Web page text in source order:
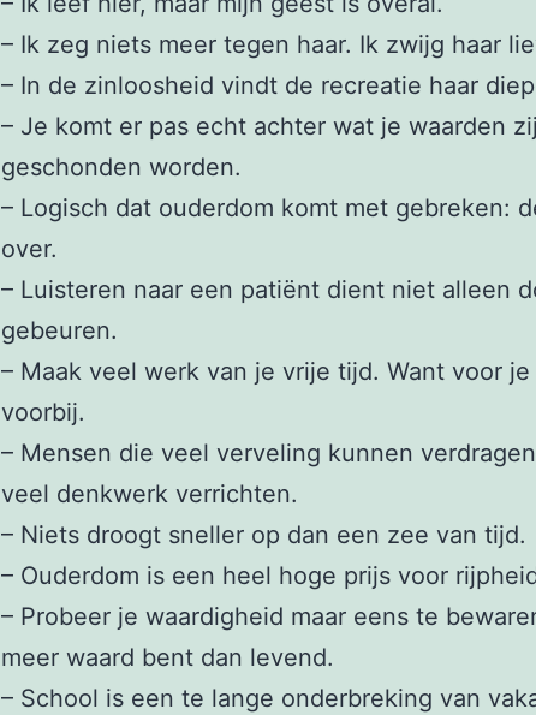
– Ik zeg niets meer tegen haar. Ik zwijg haar
– In de zinloosheid vindt de recreatie haar
– Je komt er pas echt achter wat je waarden
geschonden worden.
– Logisch dat ouderdom komt met gebreken:
over.
– Luisteren naar een patiënt dient niet alleen
gebeuren.
– Maak veel werk van je vrije tijd. Want voor
voorbij.
– Mensen die veel verveling kunnen
veel denkwerk verrichten.
– Niets droogt sneller op dan een zee van tijd.
– Ouderdom is een heel hoge prijs voor
– Probeer je waardigheid maar eens te
meer waard bent dan levend.
– School is een te lange onderbreking van